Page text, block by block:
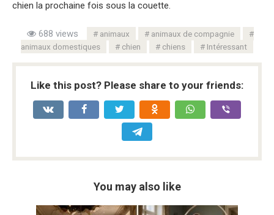
chien la prochaine fois sous la couette.
688 views animaux
animaux de compagnie
animaux domestiques
chien chiens Intéressant
Like this post? Please share to your friends:
You may also like